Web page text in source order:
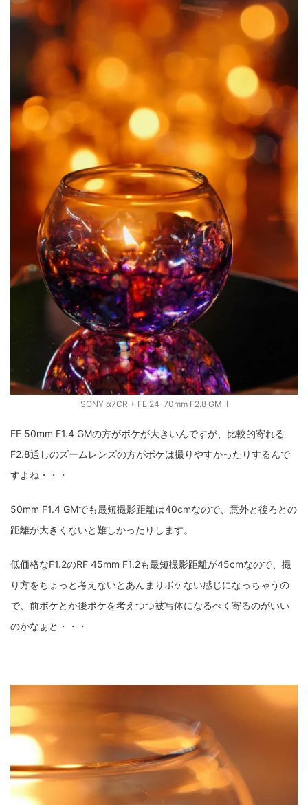
SONY α7CR + FE 24-70mm F2.8 GM II
FE 50mm F1.4 GMの方がボケが大きいんですが、比較的寄れる
F2.8通しのズームレンズの方がボケは撮りやすかったりするんで
すよね・・・
50mm F1.4 GMでも最短撮影距離は40cmなので、意外と後ろとの
距離が大きくないと難しかったりします。
低価格なF1.2のRF 45mm F1.2も最短撮影距離が45cmなので、撮
り方をちょっと考えないとあんまりボケない感じになっちゃうの
で、前ボケとか後ボケを考えつつ被写体になるべく寄るのがいい
のかなぁと・・・